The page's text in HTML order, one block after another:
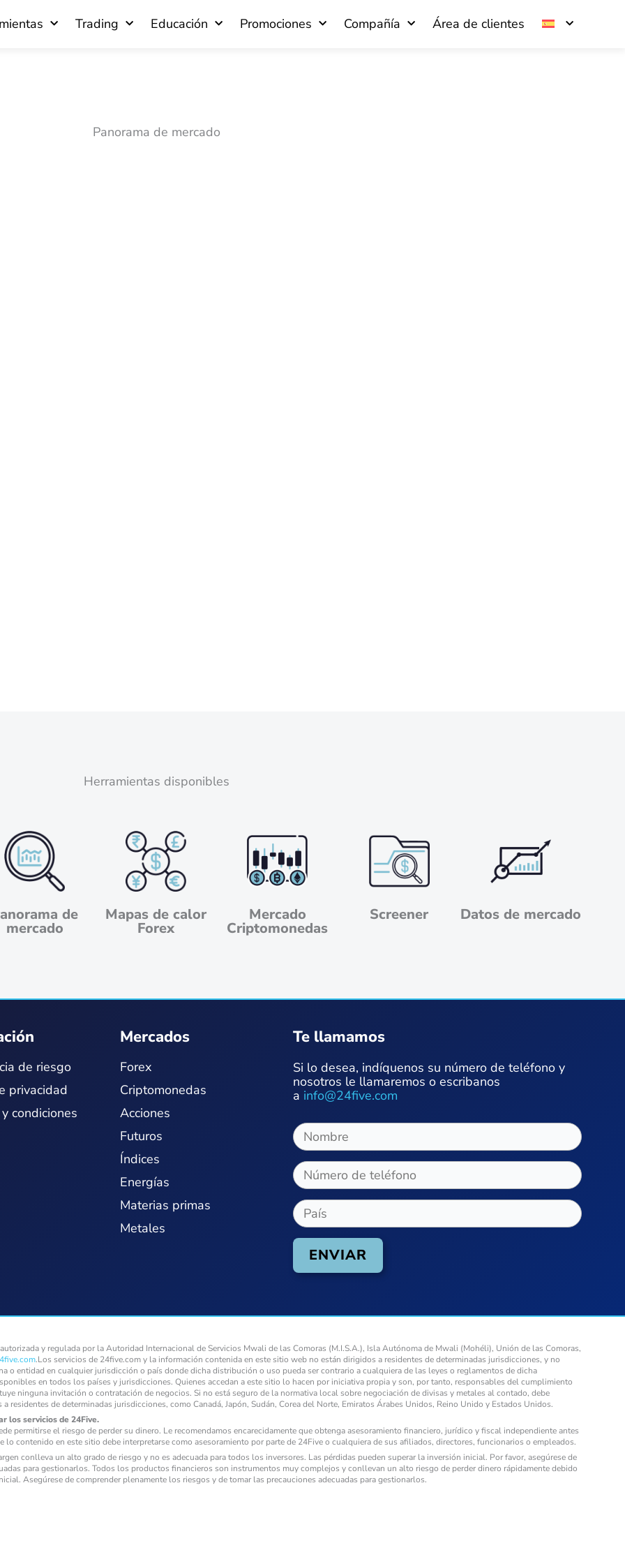
Trading Educación Promociones Compañía Área de clientes
Panorama de mercado
Herramientas disponibles
de
mercado
Mapas de calor
Forex
Mercado
Criptomonedas
Screener Datos de mercado
de riesgo
privacidad
condiciones
Mercados
Forex
Criptomonedas
Acciones
Futuros
Índices
Energías
Materias primas
Metales
Te llamamos
Si lo desea, indíquenos su número de teléfono y
nosotros le llamaremos o escribanos
a info@24five.com
y regulada por la Autoridad Internacional de Servicios Mwali de las Comoras (M.I.S.A.), Isla Autónoma de Mwali (Mohéli), Unión de las Comoras,
.Los servicios de 24five.com y la información contenida en este sitio web no están dirigidos a residentes de determinadas jurisdicciones, y no
o entidad en cualquier jurisdicción o país donde dicha distribución o uso pueda ser contrario a cualquiera de las leyes o reglamentos de dicha
en todos los países y jurisdicciones. Quienes accedan a este sitio lo hacen por iniciativa propia y son, por tanto, responsables del cumplimiento
ninguna invitación o contratación de negocios. Si no está seguro de la normativa local sobre negociación de divisas y metales al contado, debe
residentes de determinadas jurisdicciones, como Canadá, Japón, Sudán, Corea del Norte, Emiratos Árabes Unidos, Reino Unido y Estados Unidos.
los servicios de 24Five.
permitirse el riesgo de perder su dinero. Le recomendamos encarecidamente que obtenga asesoramiento financiero, jurídico y fiscal independiente antes
contenido en este sitio debe interpretarse como asesoramiento por parte de 24Five o cualquiera de sus afiliados, directores, funcionarios o empleados.
conlleva un alto grado de riesgo y no es adecuada para todos los inversores. Las pérdidas pueden superar la inversión inicial. Por favor, asegúrese de
para gestionarlos. Todos los productos financieros son instrumentos muy complejos y conllevan un alto riesgo de perder dinero rápidamente debido
Asegúrese de comprender plenamente los riesgos y de tomar las precauciones adecuadas para gestionarlos.